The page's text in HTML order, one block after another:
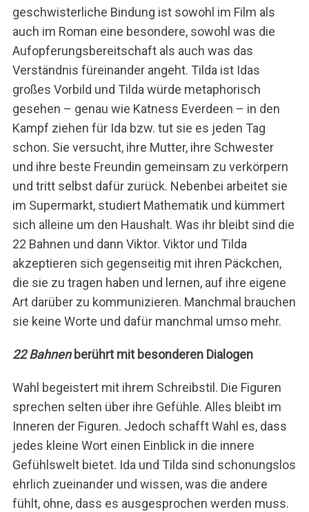
geschwisterliche Bindung ist sowohl im Film als
auch im Roman eine besondere, sowohl was die
Aufopferungsbereitschaft als auch was das
Verständnis füreinander angeht. Tilda ist Idas
großes Vorbild und Tilda würde metaphorisch
gesehen – genau wie Katness Everdeen – in den
Kampf ziehen für Ida bzw. tut sie es jeden Tag
schon. Sie versucht, ihre Mutter, ihre Schwester
und ihre beste Freundin gemeinsam zu verkörpern
und tritt selbst dafür zurück. Nebenbei arbeitet sie
im Supermarkt, studiert Mathematik und kümmert
sich alleine um den Haushalt. Was ihr bleibt sind die
22 Bahnen und dann Viktor. Viktor und Tilda
akzeptieren sich gegenseitig mit ihren Päckchen,
die sie zu tragen haben und lernen, auf ihre eigene
Art darüber zu kommunizieren. Manchmal brauchen
sie keine Worte und dafür manchmal umso mehr.
22 Bahnenberührt mit besonderen Dialogen
Wahl begeistert mit ihrem Schreibstil. Die Figuren
sprechen selten über ihre Gefühle. Alles bleibt im
Inneren der Figuren. Jedoch schafft Wahl es, dass
jedes kleine Wort einen Einblick in die innere
Gefühlswelt bietet. Ida und Tilda sind schonungslos
ehrlich zueinander und wissen, was die andere
fühlt, ohne, dass es ausgesprochen werden muss.